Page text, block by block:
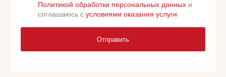
Политикой обработки персональных данных и
соглашаюсь с условиями оказания услуги
Отправить